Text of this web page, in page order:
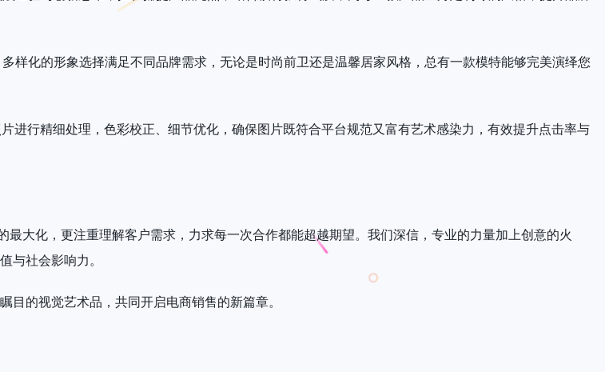
样化的形象选择满足不同品牌需求，无论是时尚前卫还是温馨居家风格，总有一款模特能够完美演绎您
进行精细处理，色彩校正、细节优化，确保图片既符合平台规范又富有艺术感染力，有效提升点击率与
最大化，更注重理解客户需求，力求每一次合作都能超越期望。我们深信，专业的力量加上创意的火
与社会影响力。
的视觉艺术品，共同开启电商销售的新篇章。